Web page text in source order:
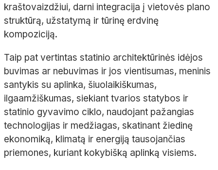
kraštovaizdžiui, darni integracija į vietovės plano
struktūrą, užstatymą ir tūrinę erdvinę
kompoziciją.
Taip pat vertintas statinio architektūrinės idėjos
buvimas ar nebuvimas ir jos vientisumas, meninis
santykis su aplinka, šiuolaikiškumas,
ilgaamžiškumas, siekiant tvarios statybos ir
statinio gyvavimo ciklo, naudojant pažangias
technologijas ir medžiagas, skatinant žiedinę
ekonomiką, klimatą ir energiją tausojančias
priemones, kuriant kokybišką aplinką visiems.